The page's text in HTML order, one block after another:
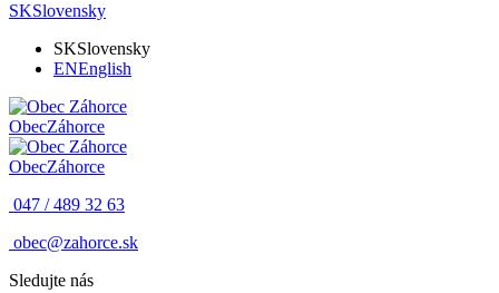
SKSlovensky
SKSlovensky
ENEnglish
ObecZáhorce
ObecZáhorce
047 / 489 32 63
obec@zahorce.sk
Sledujte nás